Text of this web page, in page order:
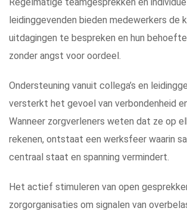
leidinggevenden bieden medewerkers de
uitdagingen te bespreken en hun
zonder angst voor oordeel.
Ondersteuning vanuit collega’s en
versterkt het gevoel van verbondenheid
Wanneer zorgverleners weten dat ze op
rekenen, ontstaat een werksfeer waarin
centraal staat en spanning vermindert.
Het actief stimuleren van open
zorgorganisaties om signalen van